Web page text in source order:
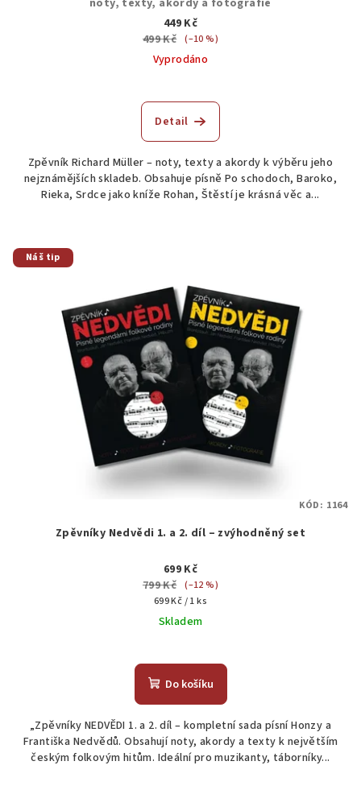
449 Kč
499 Kč (–10 %)
Vyprodáno
Detail
Zpěvník Richard Müller – noty, texty a akordy k výběru jeho
nejznámějších skladeb. Obsahuje písně Po schodoch, Baroko,
Rieka, Srdce jako kníže Rohan, Štěstí je krásná věc a...
Náš tip
Zpěvníky Nedvědi 1. a 2. díl – zvýhodněný set
699 Kč
799 Kč (–12 %)
Měrná
cena:
699 Kč / 1 ks
Skladem
hodnocení
produktu
z
5
hvězdiček.
Do košíku
„Zpěvníky NEDVĚDI 1. a 2. díl – kompletní sada písní Honzy a
Františka Nedvědů. Obsahují noty, akordy a texty k největším
českým folkovým hitům. Ideální pro muzikanty, táborníky...
KÓD: 1164